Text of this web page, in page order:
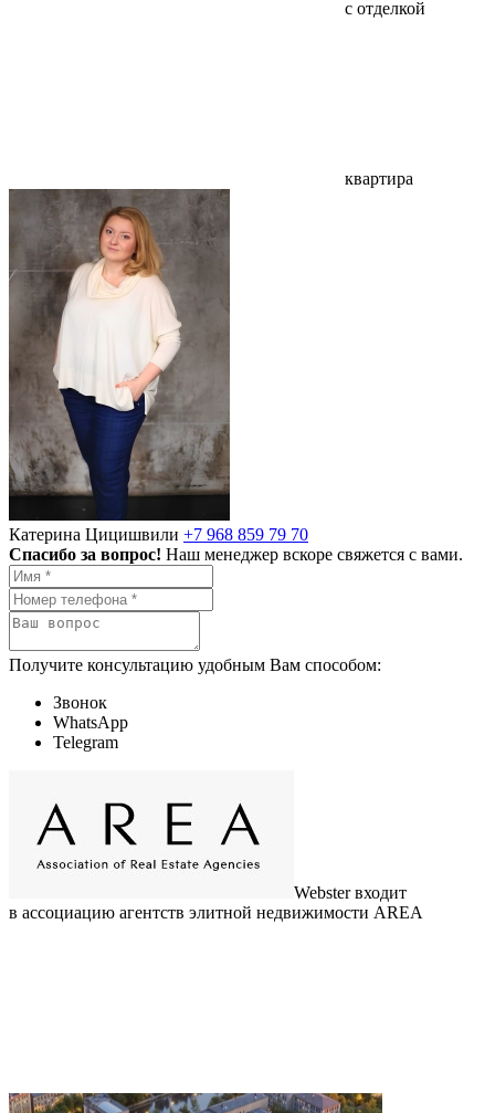
с отделкой
квартира
Катерина Цицишвили +7 968 859 79 70
Спасибо за вопрос! Наш менеджер вскоре свяжется с вами.
Получите консультацию удобным Вам способом:
Звонок
WhatsApp
Telegram
Webster входит
в ассоциацию агентств элитной недвижимости AREA